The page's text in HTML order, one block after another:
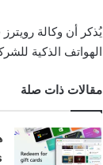
يُذكر أن وكالة
الهواتف الذكية
مقالات ذات صلة